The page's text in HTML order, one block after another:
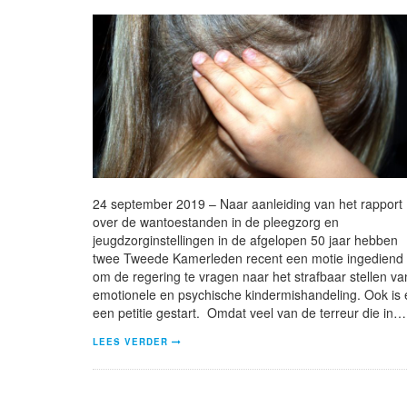
24 september 2019 – Naar aanleiding van het rapport
over de wantoestanden in de pleegzorg en
jeugdzorginstellingen in de afgelopen 50 jaar hebben
twee Tweede Kamerleden recent een motie ingediend
om de regering te vragen naar het strafbaar stellen
emotionele en psychische kindermishandeling. Ook is
een petitie gestart. Omdat veel van de terreur die in…
LEES VERDER